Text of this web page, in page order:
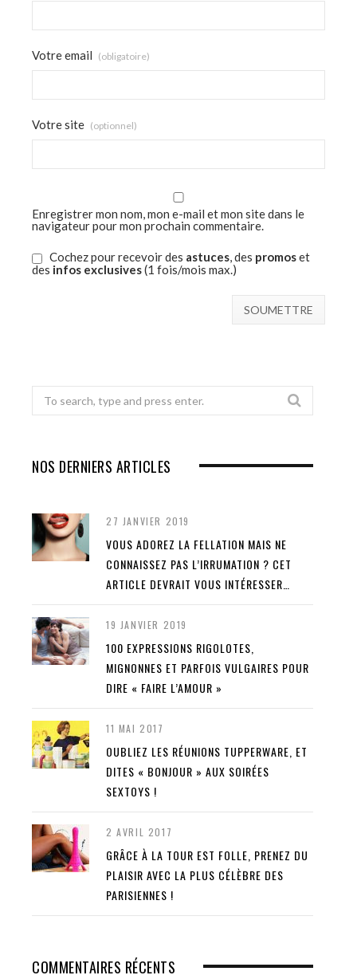
Votre email (obligatoire)
Votre site (optionnel)
Enregistrer mon nom, mon e-mail et mon site dans le
navigateur pour mon prochain commentaire.
Cochez pour recevoir des astuces, des promoset
des infos exclusives(1 fois/mois max.)
Search
for:
NOS DERNIERS ARTICLES
27 JANVIER 2019
VOUS ADOREZ LA FELLATION MAIS NE
CONNAISSEZ PAS L’IRRUMATION ? CET
ARTICLE DEVRAIT VOUS INTÉRESSER…
19 JANVIER 2019
100 EXPRESSIONS RIGOLOTES,
MIGNONNES ET PARFOIS VULGAIRES POUR
DIRE « FAIRE L’AMOUR »
11 MAI 2017
OUBLIEZ LES RÉUNIONS TUPPERWARE, ET
DITES « BONJOUR » AUX SOIRÉES
SEXTOYS !
2 AVRIL 2017
GRÂCE À LA TOUR EST FOLLE, PRENEZ DU
PLAISIR AVEC LA PLUS CÉLÈBRE DES
PARISIENNES !
COMMENTAIRES RÉCENTS